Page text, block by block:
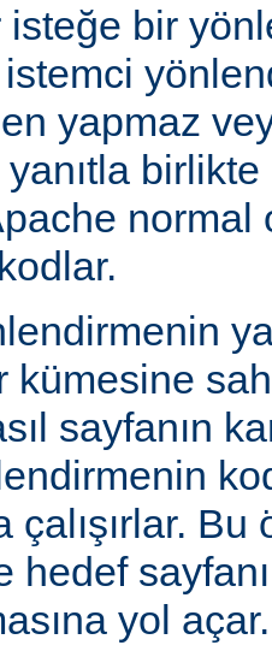
bir
yapmaz
yanıtla
normal
sayfanın
çalışırlar.
hedef
yol açar.